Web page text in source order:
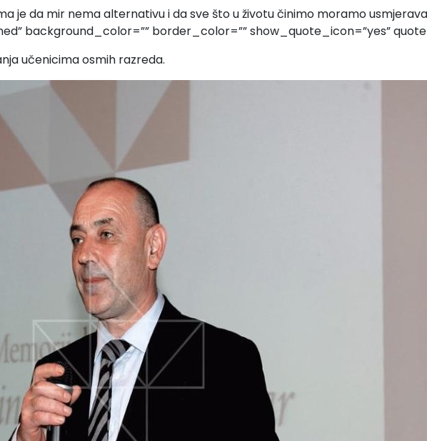
je da mir nema alternativu i da sve što u životu činimo moramo
background_color=”” border_color=”” show_quote_icon=”yes”
učenicima osmih razreda.